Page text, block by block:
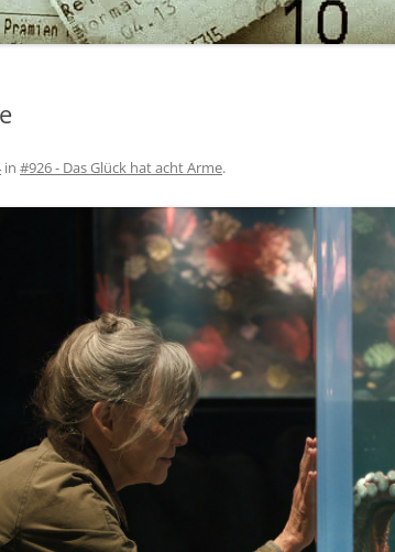
in #926 - Das Glück hat acht Arme.